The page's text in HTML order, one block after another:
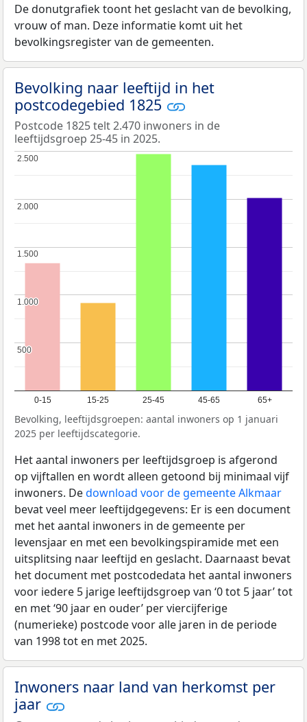
De donutgrafiek toont het geslacht van de bevolking,
vrouw of man. Deze informatie komt uit het
bevolkingsregister van de gemeenten.
Bevolking naar leeftijd in het
postcodegebied 1825
Postcode 1825 telt 2.470 inwoners in de
leeftijdsgroep 25-45 in 2025.
0-15 15-25 25-45 45-65 65+
500
500
1.000
1.000
1.500
1.500
2.000
2.000
2.500
2.500
Bevolking, leeftijdsgroepen: aantal inwoners op 1 januari
2025 per leeftijdscategorie.
Het aantal inwoners per leeftijdsgroep is afgerond
op vijftallen en wordt alleen getoond bij minimaal vijf
inwoners. Dedownload voor de gemeente Alkmaar
bevat veel meer leeftijdgegevens: Er is een document
met het aantal inwoners in de gemeente per
levensjaar en met een bevolkingspiramide met een
uitsplitsing naar leeftijd en geslacht. Daarnaast bevat
het document met postcodedata het aantal inwoners
voor iedere 5 jarige leeftijdsgroep van ‘0 tot 5 jaar’ tot
en met ‘90 jaar en ouder’ per viercijferige
(numerieke) postcode voor alle jaren in de periode
van 1998 tot en met 2025.
Inwoners naar land van herkomst per
jaar